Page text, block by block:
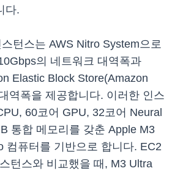
다.
턴스는 AWS Nitro System으로
의 네트워크 대역폭과
Elastic Block Store(Amazon
역폭을 제공합니다. 이러한 인스
60코어 GPU, 32코어 Neural
통합 메모리를 갖춘 Apple M3
컴퓨터를 기반으로 합니다. EC2
턴스와 비교했을 때, M3 Ultra